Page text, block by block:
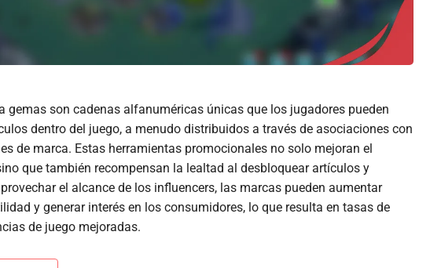
gemas son cadenas alfanuméricas únicas que los jugadores pueden
dentro del juego, a menudo distribuidos a través de asociaciones con
de marca. Estas herramientas promocionales no solo mejoran el
que también recompensan la lealtad al desbloquear artículos y
el alcance de los influencers, las marcas pueden aumentar
y generar interés en los consumidores, lo que resulta en tasas de
de juego mejoradas.